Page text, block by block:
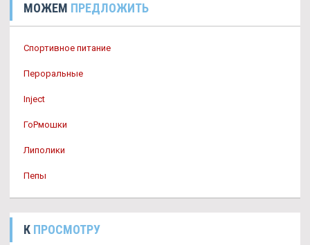
МОЖЕМ ПРЕДЛОЖИТЬ
Спортивное питание
Пероральные
Inject
ГоРмошки
Липолики
Пепы
К ПРОСМОТРУ